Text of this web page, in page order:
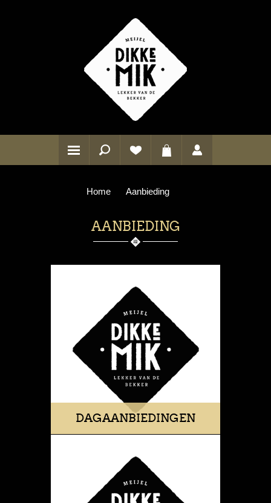
Home Aanbieding
AANBIEDING
DAGAANBIEDINGEN